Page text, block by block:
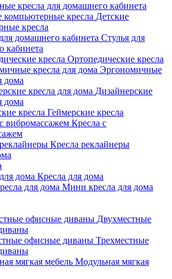
кресла для домашнего кабинета
Детские
кресла
Стулья для
кабинета
Ортопедические кресла
Эргономичные
дома
Дизайнерские
дома
Геймерские кресла
Кресла с
Кресла реклайнеры
Кресла для дома
Мини кресла для дома
Двухместные
Трехместные
Модульная мягкая